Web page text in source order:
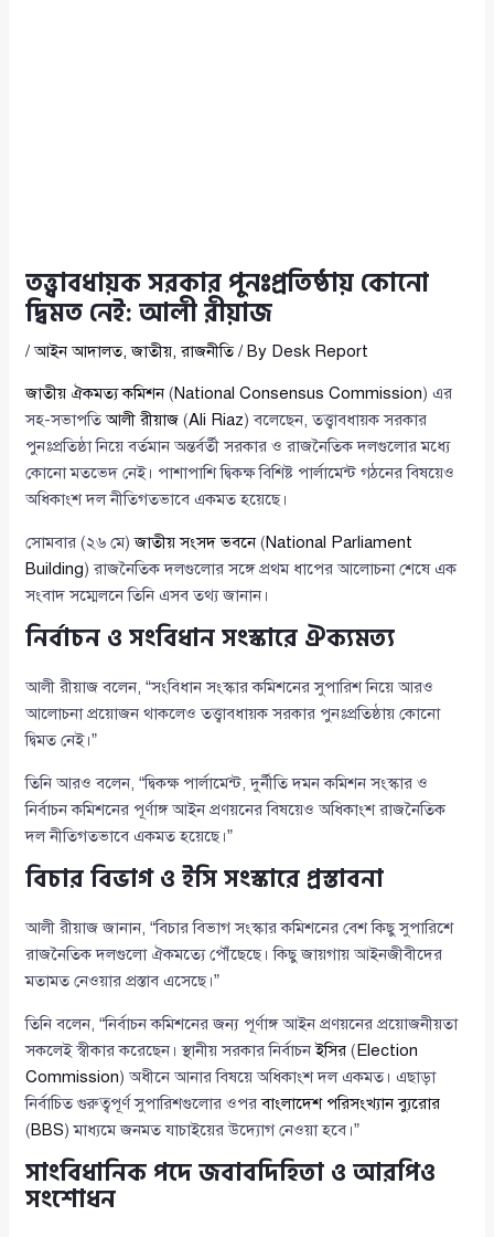
তত্ত্বাবধায়ক সরকার পুনঃপ্রতিষ্ঠায় কোনো
দ্বিমত নেই: আলী রীয়াজ
/আইন আদালত,জাতীয়,রাজনীতি/ By Desk Report
জাতীয় ঐকমত্য কমিশন(National Consensus Commission) এর
সহ-সভাপতিআলী রীয়াজ (Ali Riaz) বলেছেন, তত্ত্বাবধায়ক সরকার
পুনঃপ্রতিষ্ঠা নিয়ে বর্তমান অন্তর্বর্তী সরকার ও রাজনৈতিক দলগুলোর মধ্যে
কোনো মতভেদ নেই। পাশাপাশি দ্বিকক্ষ বিশিষ্ট পার্লামেন্ট গঠনের বিষয়েও
অধিকাংশ দল নীতিগতভাবে একমত হয়েছে।
সোমবার (২৬ মে)জাতীয় সংসদ ভবনে(National Parliament
Building) রাজনৈতিক দলগুলোর সঙ্গে প্রথম ধাপের আলোচনা শেষে এক
সংবাদ সম্মেলনে তিনি এসব তথ্য জানান।
নির্বাচন ও সংবিধান সংস্কারে ঐক্যমত্য
আলী রীয়াজ বলেন, “সংবিধান সংস্কার কমিশনের সুপারিশ নিয়ে আরও
আলোচনা প্রয়োজন থাকলেও তত্ত্বাবধায়ক সরকার পুনঃপ্রতিষ্ঠায় কোনো
দ্বিমত নেই।”
তিনি আরও বলেন, “দ্বিকক্ষ পার্লামেন্ট, দুর্নীতি দমন কমিশন সংস্কার ও
নির্বাচন কমিশনের পূর্ণাঙ্গ আইন প্রণয়নের বিষয়েও অধিকাংশ রাজনৈতিক
দল নীতিগতভাবে একমত হয়েছে।”
বিচার বিভাগ ও ইসি সংস্কারে প্রস্তাবনা
আলী রীয়াজ জানান, “বিচার বিভাগ সংস্কার কমিশনের বেশ কিছু সুপারিশে
রাজনৈতিক দলগুলো ঐকমত্যে পৌঁছেছে। কিছু জায়গায় আইনজীবীদের
মতামত নেওয়ার প্রস্তাব এসেছে।”
তিনি বলেন, “নির্বাচন কমিশনের জন্য পূর্ণাঙ্গ আইন প্রণয়নের প্রয়োজনীয়তা
সকলেই স্বীকার করেছেন। স্থানীয় সরকার নির্বাচনইসির (Election
Commission) অধীনে আনার বিষয়ে অধিকাংশ দল একমত। এছাড়া
নির্বাচিত গুরুত্বপূর্ণ সুপারিশগুলোর ওপরবাংলাদেশ পরিসংখ্যান ব্যুরোর
(BBS) মাধ্যমে জনমত যাচাইয়ের উদ্যোগ নেওয়া হবে।”
সাংবিধানিক পদে জবাবদিহিতা ও আরপিও
সংশোধন